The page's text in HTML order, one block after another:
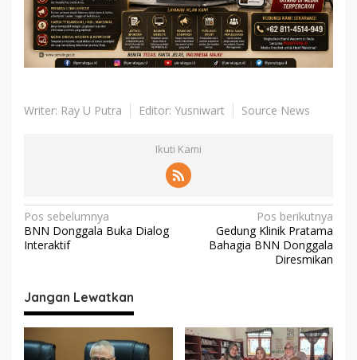
Writer: Ray U Putra Editor: Yusniwart Source News
Ikuti Kami
N
a
i
g
a
s
Pos sebelumnya
BNN Donggala Buka Dialog
Interaktif
Pos berikutnya
Gedung Klinik Pratama
Bahagia BNN Donggala
Diresmikan
Jangan Lewatkan